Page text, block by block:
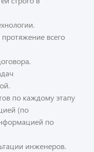
всего
по каждому этапу
(по
по
инженеров.